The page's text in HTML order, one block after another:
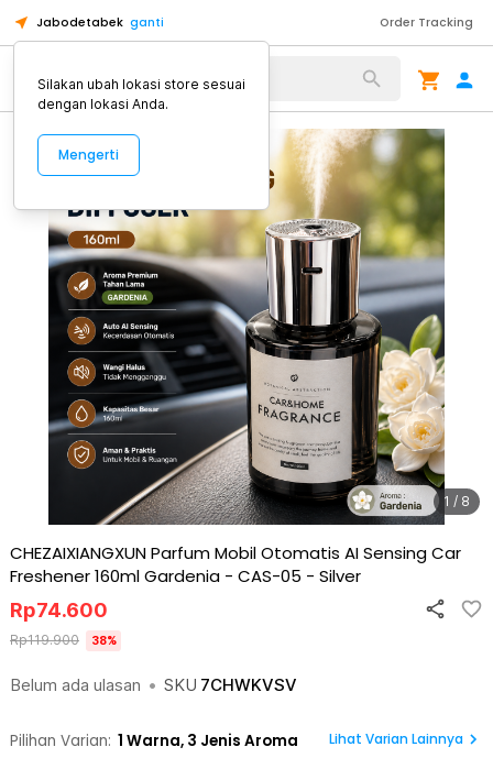
Jabodetabek ganti Order Tracking
Alat Kopi
1 / 8
CHEZAIXIANGXUN Parfum Mobil Otomatis AI Sensing Car
Freshener 160ml Gardenia - CAS-05 - Silver
Belum ada ulasan • SKU 7CHWKVSV
Rp74.600
Rp119.900 38%
Pilihan Varian: 1 Warna, 3 Jenis Aroma Lihat Varian Lainnya
Silakan ubah lokasi store sesuai
dengan lokasi Anda.
Mengerti